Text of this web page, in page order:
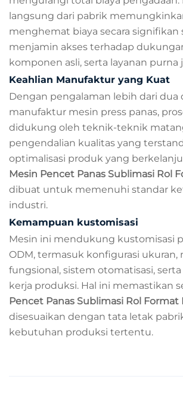
langsung dari pabrik
menghemat biaya secara signifikan
menjamin akses terhadap
komponen asli, serta layanan purna
Keahlian Manufaktur yang Kuat
Dengan pengalaman lebih dari dua
manufaktur mesin press panas,
didukung oleh teknik-teknik
pengendalian kualitas yang
optimalisasi produk yang
Mesin Pencet Panas Sublimasi Rol
dibuat untuk memenuhi standar
industri.
Kemampuan kustomisasi
Mesin ini mendukung kustomisasi
ODM, termasuk konfigurasi ukuran,
fungsional, sistem otomatisasi,
kerja produksi. Hal ini memastikan
Pencet Panas Sublimasi Rol Format
disesuaikan dengan tata letak
kebutuhan produksi tertentu.